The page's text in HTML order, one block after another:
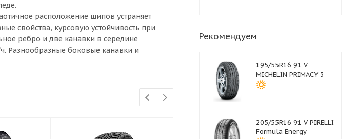
расположение шипов устраняет
свойства, курсовую устойчивость при
ребро и две канавки в середине
Разнообразные боковые канавки и
Рекомендуем
195/55R16 91 V
MICHELIN PRIMACY 3
205/55R16 91 V PIRELLI
Formula Energy